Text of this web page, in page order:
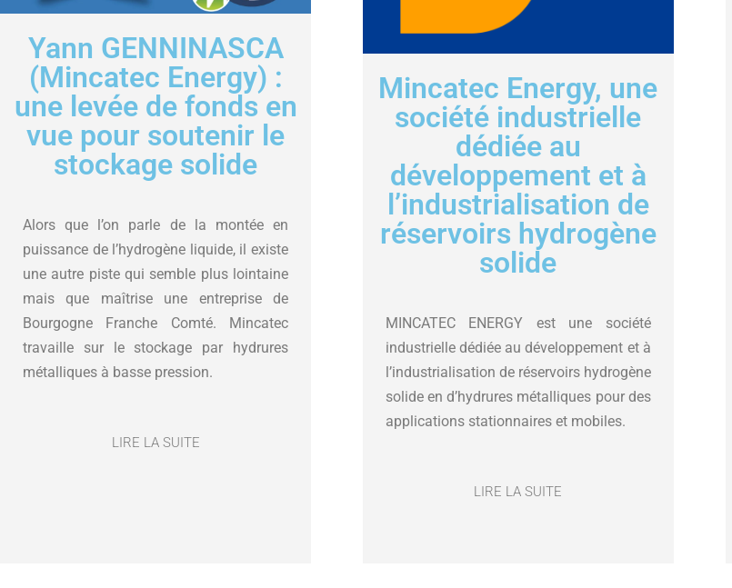
Yann GENNINASCA
(Mincatec Energy) :
une levée de fonds en
vue pour soutenir le
stockage solide
Alors que l’on parle de la montée en
puissance de l’hydrogène liquide, il existe
une autre piste qui semble plus lointaine
mais que maîtrise une entreprise de
Bourgogne Franche Comté. Mincatec
travaille sur le stockage par hydrures
métalliques à basse pression.
LIRE LA SUITE
Mincatec Energy, une
société industrielle
dédiée au
développement et à
l’industrialisation de
réservoirs hydrogène
solide
MINCATEC ENERGY est une société
industrielle dédiée au développement et à
l’industrialisation de réservoirs hydrogène
solide en d’hydrures métalliques pour des
applications stationnaires et mobiles.
LIRE LA SUITE